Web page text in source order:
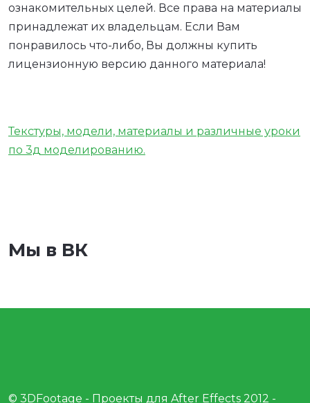
ознакомительных целей. Все права на материалы
принадлежат их владельцам. Если Вам
понравилось что-либо, Вы должны купить
лицензионную версию данного материала!
Текстуры, модели, материалы и различные уроки
по 3д моделированию.
Мы в ВК
© 3DFootage - Проекты для After Effects 2012 -